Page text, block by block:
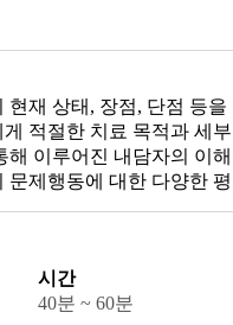
재 상태, 장점, 단점 등
적절한 치료 목적과 세
해 이루어진 내담자의 이
문제행동에 대한 다양한
시간
40분 ~ 60분